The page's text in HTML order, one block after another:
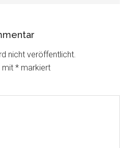
nicht veröffentlicht.
mit* markiert